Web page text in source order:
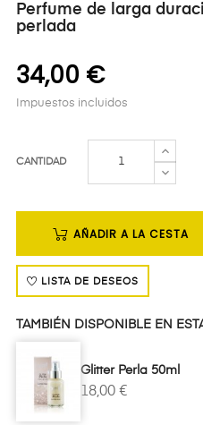
Perfume de larga
perlada
34,00 €
Impuestos incluidos
CANTIDAD
AÑADIR A LA CESTA
LISTA DE DESEOS
TAMBIÉN DISPONIBLE EN
Glitter Perla 50ml
18,00 €